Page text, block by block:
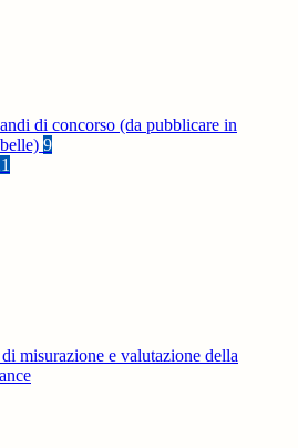
di concorso (da pubblicare in
9
di misurazione e valutazione della